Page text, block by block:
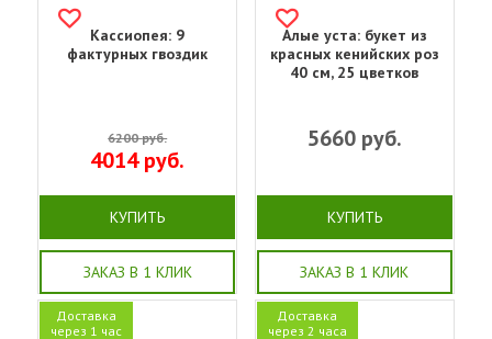
Кассиопея: 9
фактурных гвоздик
6200руб.
4014руб.
КУПИТЬ
ЗАКАЗ В 1 КЛИК
Алые уста: букет из
красных кенийских роз
40 см, 25 цветков
5660руб.
КУПИТЬ
ЗАКАЗ В 1 КЛИК
Доставка
через 1 час
Доставка
через 2 часа